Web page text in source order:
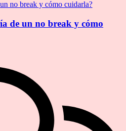
de un no break y cómo